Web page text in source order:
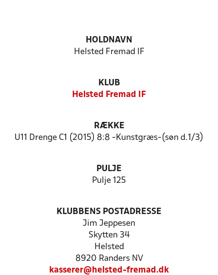
HOLDNAVN
Helsted Fremad IF
KLUB
Helsted Fremad IF
RÆKKE
U11 Drenge C1 (2015) 8:8 -Kunstgræs-(søn d.1/3)
PULJE
Pulje 125
KLUBBENS POSTADRESSE
Jim Jeppesen
Skytten 34
Helsted
8920 Randers NV
kasserer@helsted-fremad.dk